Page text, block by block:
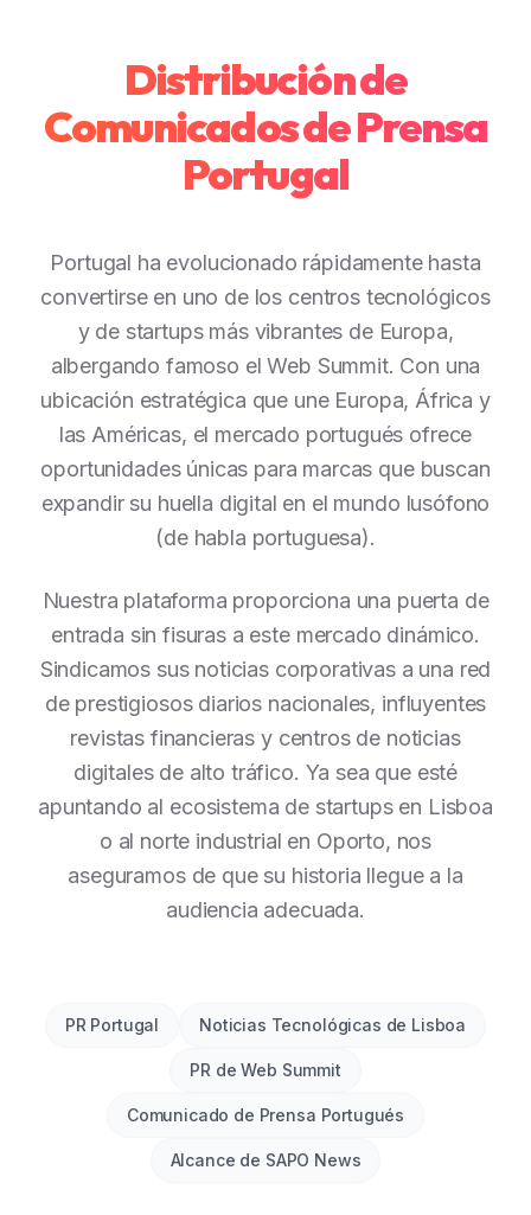
Distribución de
Comunicados de Prensa
Portugal
Portugal ha evolucionado rápidamente hasta
convertirse en uno de los centros tecnológicos
y de startups más vibrantes de Europa,
albergando famoso el Web Summit. Con una
ubicación estratégica que une Europa, África y
las Américas, el mercado portugués ofrece
oportunidades únicas para marcas que buscan
expandir su huella digital en el mundo lusófono
(de habla portuguesa).
Nuestra plataforma proporciona una puerta de
entrada sin fisuras a este mercado dinámico.
Sindicamos sus noticias corporativas a una red
de prestigiosos diarios nacionales, influyentes
revistas financieras y centros de noticias
digitales de alto tráfico. Ya sea que esté
apuntando al ecosistema de startups en Lisboa
o al norte industrial en Oporto, nos
aseguramos de que su historia llegue a la
audiencia adecuada.
PR Portugal Noticias Tecnológicas de Lisboa
PR de Web Summit
Comunicado de Prensa Portugués
Alcance de SAPO News